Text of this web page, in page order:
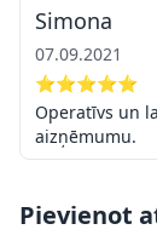
Simona
07.09.2021
⭐⭐⭐⭐⭐
Operatīvs un
aizņēmumu.
Pievienot